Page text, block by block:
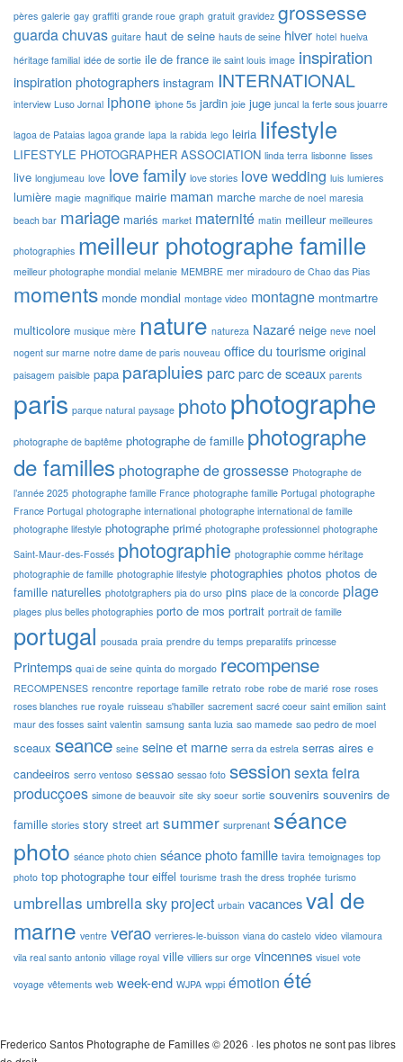
pères galerie gay graffiti grande roue graph gratuit gravidez grossesse
guarda chuvas guitare haut de seine hauts de seine hiver hotel huelva
héritage familial idée de sortie ile de france ile saint louis image inspiration
inspiration photographers instagram INTERNATIONAL
interview Luso Jornal iphone iphone 5s jardin joie juge juncal la ferte sous jouarre
lagoa de Pataias lagoa grande lapa la rabida lego leiria lifestyle
LIFESTYLE PHOTOGRAPHER ASSOCIATION linda terra lisbonne lisses
live longjumeau love love family love stories love wedding luis lumieres
lumière magie magnifique mairie maman marche marche de noel maresia
beach bar mariage mariés market maternité matin meilleur meilleures
photographies meilleur photographe famille
meilleur photographe mondial melanie MEMBRE mer miradouro de Chao das Pias
moments monde mondial montage video montagne montmartre
multicolore musique mère nature natureza Nazaré neige neve noel
nogent sur marne notre dame de paris nouveau office du tourisme original
paisagem paisible papa parapluies parcparc de sceaux parents
paris parque natural paysage photophotographe
photographe de baptême photographe de famille photographe
de familles photographe de grossesse Photographe de
l’année 2025 photographe famille France photographe famille Portugal photographe
France Portugal photographe international photographe international de famille
photographe lifestyle photographe primé photographe professionnel photographe
Saint-Maur-des-Fossés photographie photographie comme héritage
photographie de famille photographie lifestyle photographies photos photos de
famille naturelles phototgraphers pia do urso pins place de la concorde plage
plages plus belles photographies porto de mos portrait portrait de famille
portugal pousada praia prendre du temps preparatifs princesse
Printemps quai de seine quinta do morgado recompense
RECOMPENSES rencontre reportage famille retrato robe robe de marié rose roses
roses blanches rue royale ruisseau s'habiller sacrement sacré coeur saint emilion saint
maur des fosses saint valentin samsung santa luzia sao mamede sao pedro de moel
sceaux seance seine seine et marne serra da estrela serras aires e
candeeiros serro ventoso sessao sessao foto session sexta feira
producçoes simone de beauvoir site sky soeur sortie souvenirs souvenirs de
famille stories story street art summer surprenant séance
photo séance photo chien séance photo famille tavira temoignages top
photo top photographe tour eiffel tourisme trash the dress trophée turismo
umbrellas umbrella sky project urbain vacancesval de
marne ventre verao verrieres-le-buisson viana do castelo video vilamoura
vila real santo antonio village royal ville villiers sur orge vincennes visuel vote
voyage vêtements web week-end WJPA wppi émotion été
Frederico Santos Photographe de Familles © 2026 · les photos ne sont pas libres